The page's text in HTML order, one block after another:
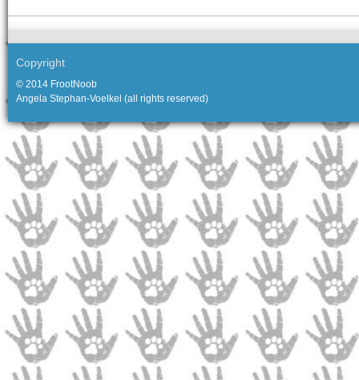
Copyright
© 2014 FrootNoob
Angela Stephan-Voelkel (all rights reserved)